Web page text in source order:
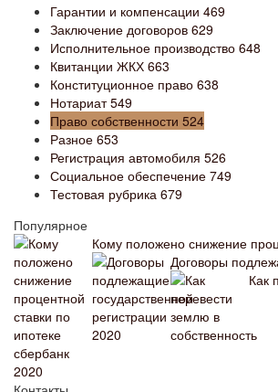
Гарантии и компенсации 469
Заключение договоров 629
Исполнительное производство 648
Квитанции ЖКХ 663
Конституционное право 638
Нотариат549
Право собственности 524
Разное 653
Регистрация автомобиля 526
Социальное обеспечение 749
Тестовая рубрика 679
Популярное
Кому положено снижение
Договоры
Как